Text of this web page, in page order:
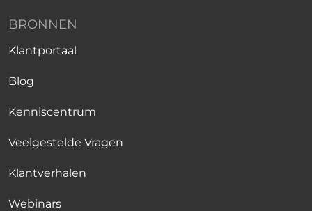
BRONNEN
Klantportaal
Blog
Kenniscentrum
Veelgestelde Vragen
Klantverhalen
Webinars